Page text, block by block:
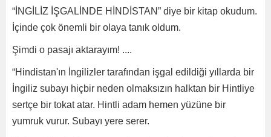
“İNGİLİZ İŞGALİNDE HİNDİSTAN” diye bir kitap okudum.
İçinde çok önemli bir olaya tanık oldum.
Şimdi o pasajı aktarayım! ....
“Hindistan'ın İngilizler tarafından işgal edildiği yıllarda bir
İngiliz subayı hiçbir neden olmaksızın halktan bir Hintliye
sertçe bir tokat atar. Hintli adam hemen yüzüne bir
yumruk vurur. Subayı yere serer.